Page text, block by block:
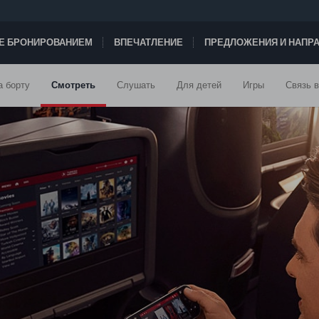
БРОНИРОВАНИЕМ ВПЕЧАТЛЕНИЕ ПРЕДЛОЖЕНИЯ И
борту Смотреть Слушать Для детей Игры Связь